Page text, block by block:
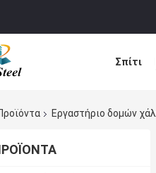
Σπίτι
Εργαστήριο δομών